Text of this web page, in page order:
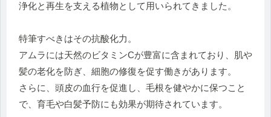
浄化と再生を支える植物として用いられてきました。
特筆すべきはその抗酸化力。
アムラには天然のビタミンCが豊富に含まれており、肌や
髪の老化を防ぎ、細胞の修復を促す働きがあります。
さらに、頭皮の血行を促進し、毛根を健やかに保つこと
で、育毛や白髪予防にも効果が期待されています。